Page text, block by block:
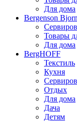
Для дома
Bergenson Bjorn
Товары
Для дома
BergHOFF
Текстиль
Кухня
Отдых
Для дома
Дача
Детям